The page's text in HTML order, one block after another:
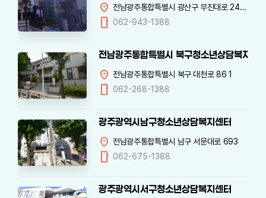
location_on 전남광주통합특별시 광산구 무진대로 246-7 2
mobile 062-943-1388
전남광주통합특별시 북구청소년상담복지센
location_on 전남광주통합특별시 북구 대천로 86 1
mobile 062-268-1388
광주광역시남구청소년상담복지센터
location_on 전남광주통합특별시 남구 서문대로 693
mobile 062-675-1388
광주광역시서구청소년상담복지센터